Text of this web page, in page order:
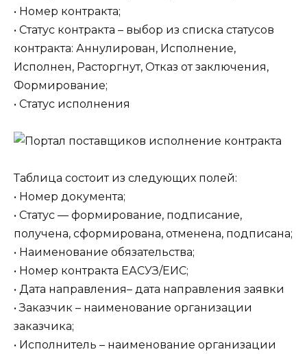
• Номер контракта;
• Статус контракта – выбор из списка статусов
контракта: Аннулирован, Исполнение,
Исполнен, Расторгнут, Отказ от заключения,
Формирование;
• Статус исполнения
Таблица состоит из следующих полей:
• Номер документа;
• Статус — формирование, подписание,
получена, сформирована, отменена, подписана;
• Наименование обязательства;
• Номер контракта ЕАСУЗ/ЕИС;
• Дата направления– дата направления заявки
• Заказчик – наименование организации
заказчика;
• Исполнитель – наименование организации